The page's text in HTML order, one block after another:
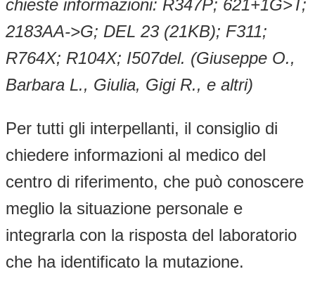
chieste informazioni: R347P; 621+1G>T;
2183AA->G; DEL 23 (21KB); F311;
R764X; R104X; I507del. (Giuseppe O.,
Barbara L., Giulia, Gigi R., e altri)
Per tutti gli interpellanti, il consiglio di
chiedere informazioni al medico del
centro di riferimento, che può conoscere
meglio la situazione personale e
integrarla con la risposta del laboratorio
che ha identificato la mutazione.